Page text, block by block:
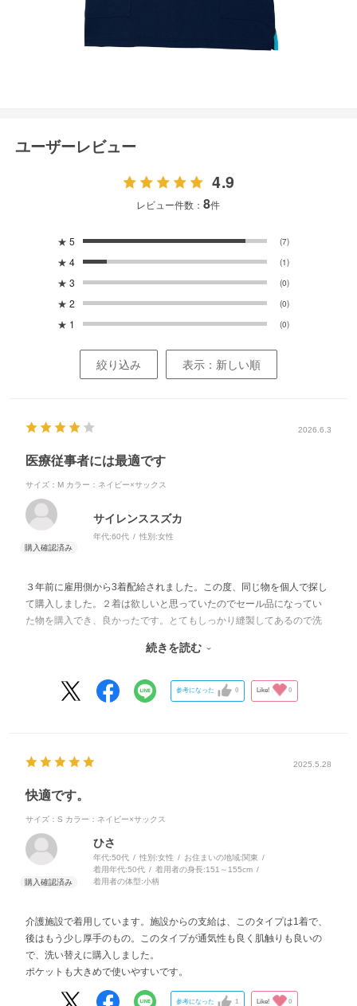
ユーザーレビュー
4.9
レビュー件数：8件
★ 5 (7)
★ 4 (1)
★ 3 (0)
★ 2 (0)
★ 1 (0)
絞り込み 表示：新しい順
2026.6.3
医療従事者には最適です
サイズ：M カラー：ネイビー×サックス
サイレンススズカ
年代:60代 性別:女性
３年前に雇用側から3着配給されました。この度、同じ物を個人で探し
て購入しました。２着は欲しいと思っていたのでセール品になってい
た物を購入でき、良かったです。とてもしっかり縫製してあるので洗
ポケットもあり便利です。ペン類やピッチ等色々入ります。
続きを読む
参考になった 0 Like! 0
2025.5.28
快適です。
サイズ：S カラー：ネイビー×サックス
ひさ
年代:50代 性別:女性 お住まいの地域:関東
着用年代:50代 着用者の身長:151～155cm
着用者の体型:小柄
介護施設で着用しています。施設からの支給は、このタイプは1着で、
後はもう少し厚手のもの。このタイプが通気性も良く肌触りも良いの
で、洗い替えに購入しました。
ポケットも大きめで使いやすいです。
参考になった 1 Like! 0